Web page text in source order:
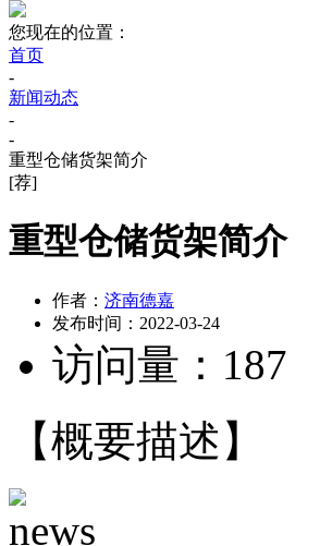
您现在的位置：
首页
-
新闻动态
-
-
重型仓储货架简介
[荐]
重型仓储货架简介
作者： 济南德嘉
发布时间： 2022-03-24
访问量： 187
【概要描述】